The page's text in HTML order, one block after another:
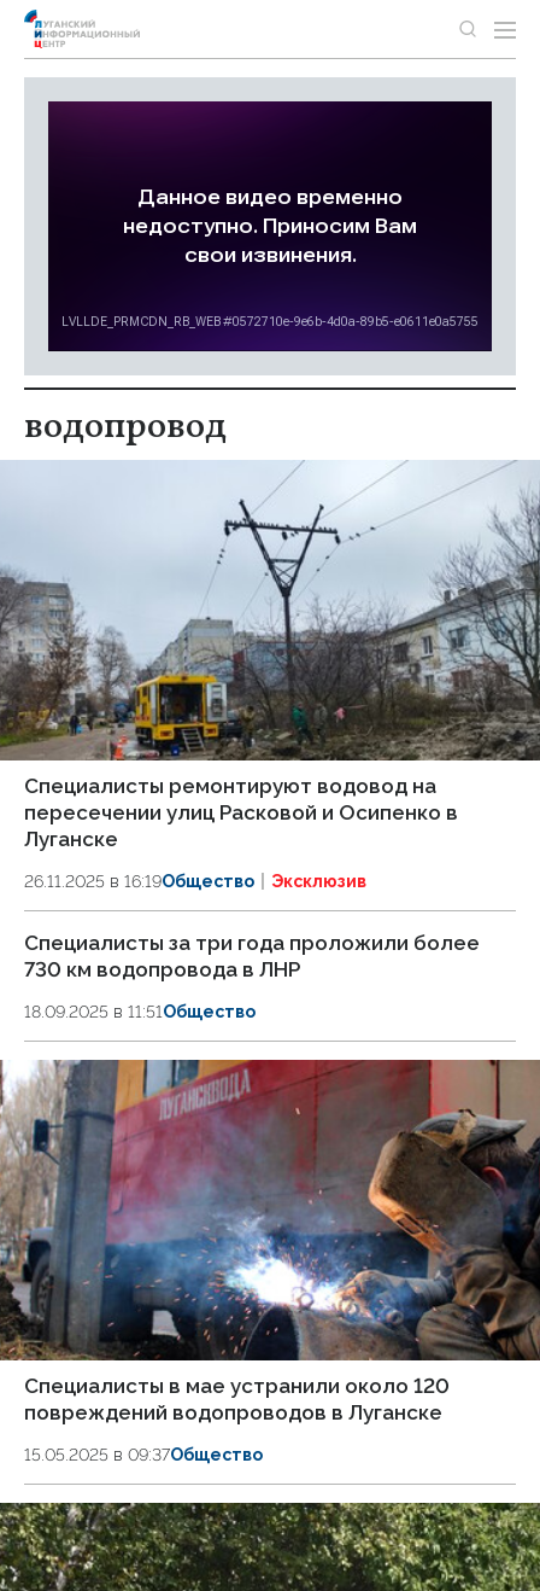
водопровод
Специалисты ремонтируют водовод на
пересечении улиц Расковой и Осипенко в
Луганске
26.11.2025 в 16:19Общество Эксклюзив
Специалисты за три года проложили более
730 км водопровода в ЛНР
18.09.2025 в 11:51Общество
Специалисты в мае устранили около 120
повреждений водопроводов в Луганске
15.05.2025 в 09:37Общество